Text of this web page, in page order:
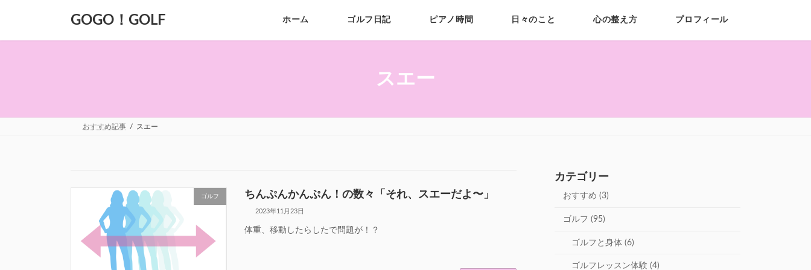
ン
プ
ー
動
GOGO！GOLF ホーム ゴルフ日記 ピアノ時間 日々のこと 心の整え方 プロフィール
スエー
おすすめ記事 スエー
ゴルフ ちんぷんかんぷん！の数々「それ、スエーだよ〜」
2023年11月23日
体重、移動したらしたで問題が！？
カテゴリー
おすすめ (3)
ゴルフ (95)
ゴルフと身体 (6)
ゴルフレッスン体験 (4)